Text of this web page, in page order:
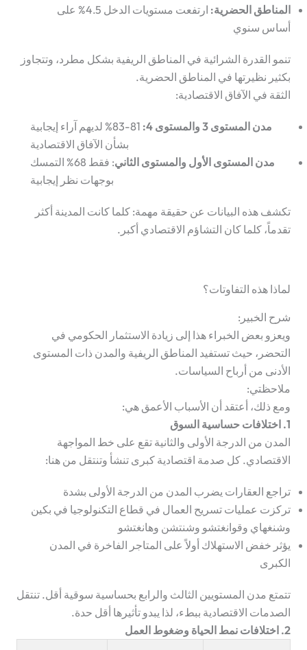
المناطق الحضرية: ارتفعت مستويات الدخل 4.5%
على
أساس سنوي
تنمو القدرة الشرائية في المناطق الريفية بشكل مطرد، وتتجاوز
بكثير نظيرتها في المناطق الحضرية.
الثقة في الآفاق الاقتصادية:
مدن المستوى 3 والمستوى 4 :
81-83%
لديهم آراء إيجابية
بشأن الآفاق الاقتصادية
مدن المستوى الأول والمستوى الثاني: فقط 68%
التمسك
بوجهات نظر إيجابية
تكشف هذه البيانات عن حقيقة مهمة: كلما كانت المدينة أكثر
تقدماً، كلما كان التشاؤم الاقتصادي أكبر.
لماذا هذه التفاوتات؟
شرح الخبير:
ويعزو بعض الخبراء هذا إلى زيادة الاستثمار الحكومي في
التحضر، حيث تستفيد المناطق الريفية والمدن ذات المستوى
الأدنى من أرباح السياسات.
ملاحظتي:
ومع ذلك، أعتقد أن الأسباب الأعمق هي:
1. اختلافات حساسية السوق
المدن من الدرجة الأولى والثانية تقع على خط المواجهة
الاقتصادي. كل صدمة اقتصادية كبرى تنشأ وتنتقل من هنا:
تراجع العقارات يضرب المدن من الدرجة الأولى بشدة
تركزت عمليات تسريح العمال في قطاع التكنولوجيا في بكين
وشنغهاي وقوانغتشو وشنتشن وهانغتشو
يؤثر خفض الاستهلاك أولاً على المتاجر الفاخرة في المدن
الكبرى
تتمتع مدن المستويين الثالث والرابع بحساسية سوقية أقل. تنتقل
الصدمات الاقتصادية ببطء، لذا يبدو تأثيرها أقل حدة.
2. اختلافات نمط الحياة وضغوط العمل